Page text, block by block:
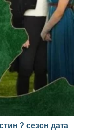
? сезон дата